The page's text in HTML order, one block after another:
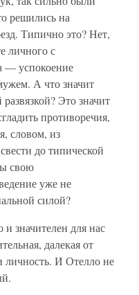
решились на
Типично это? Нет,
личного с
— успокоение
А что значит
Это значит
противоречия,
словом, из
до типической
свою
уже не
силой?
значителен для нас
далекая от
личность. И Отелло не